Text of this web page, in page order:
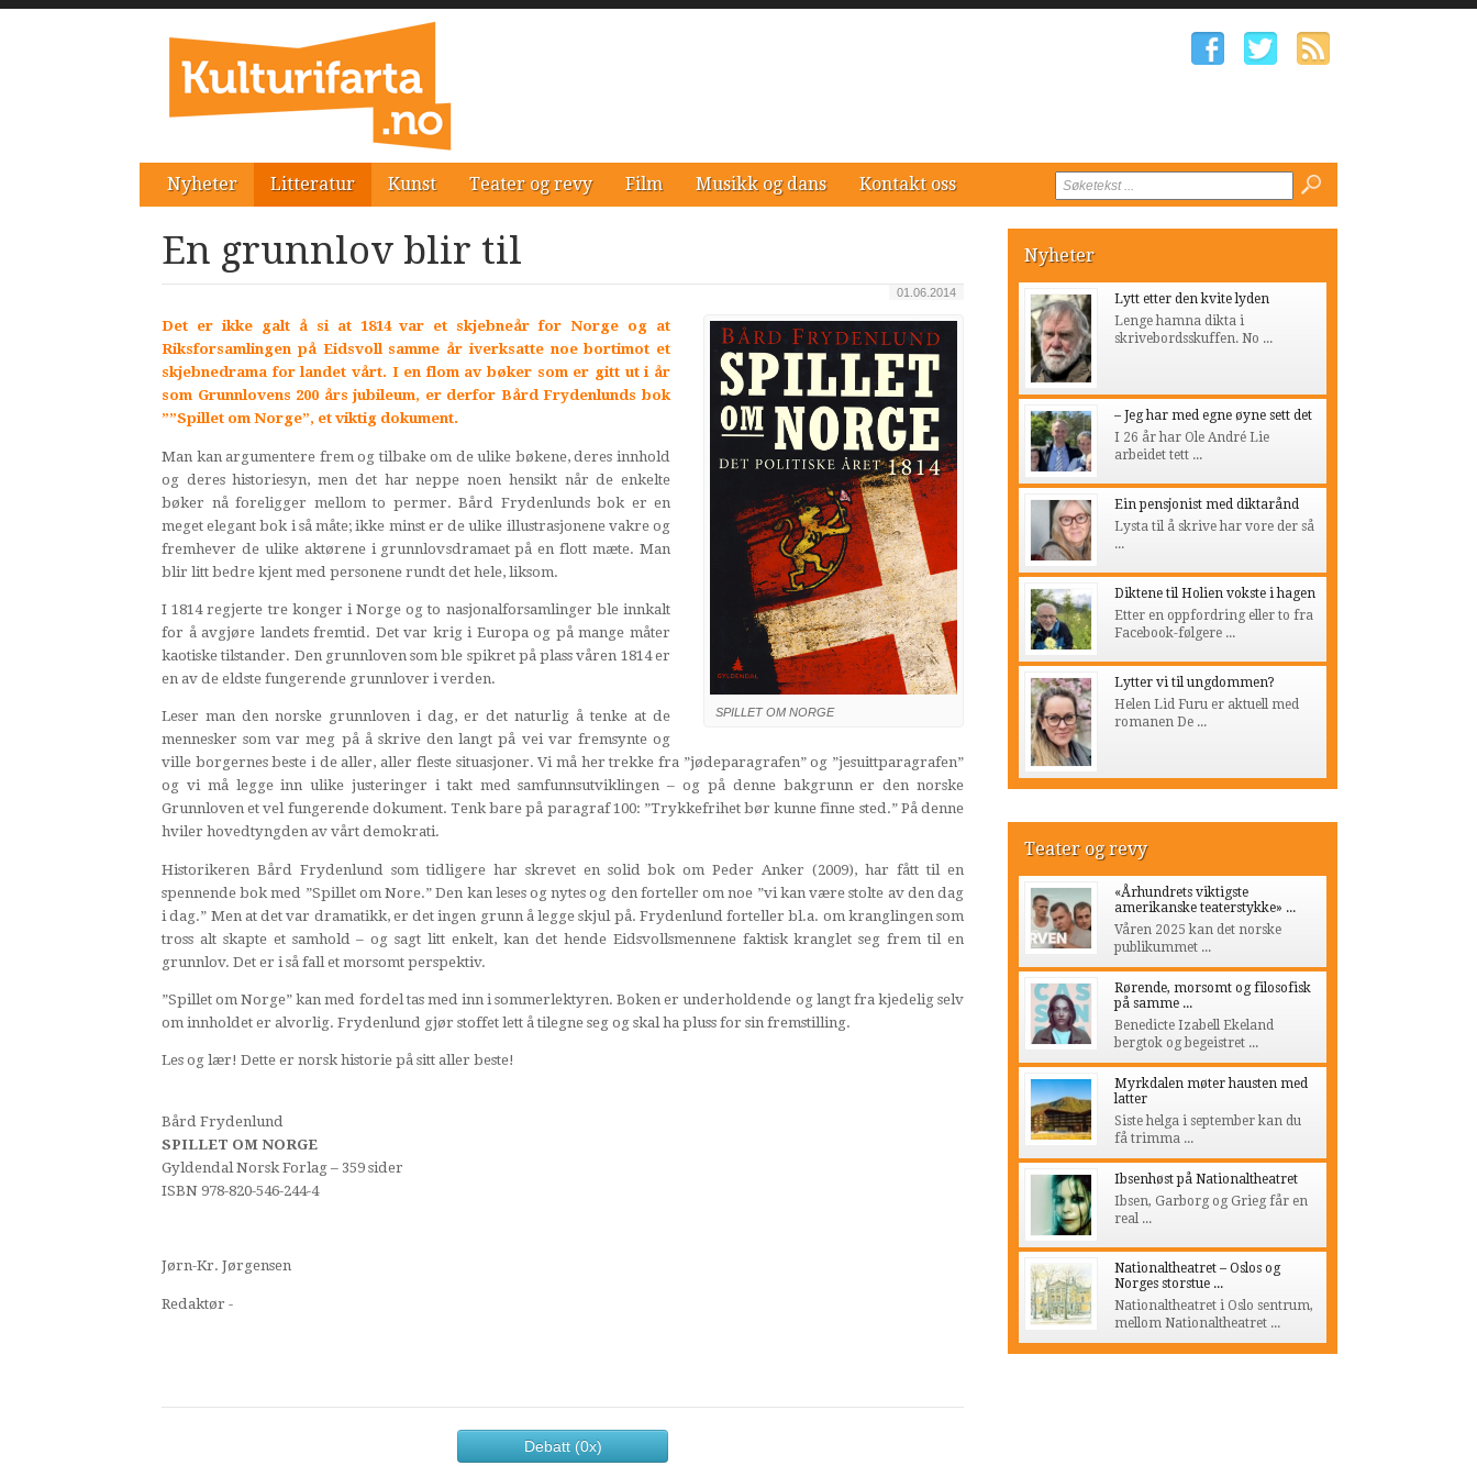
Nyheter Litteratur Kunst Teater og revy Film Musikk og dans Kontakt oss
En grunnlov blir til
01.06.2014
SPILLET OM NORGE
Det er ikke galt å si at 1814 var et skjebneår for Norge og at
Riksforsamlingen på Eidsvoll samme år iverksatte noe bortimot et
skjebnedrama for landet vårt. I en flom av bøker som er gitt ut i år
som Grunnlovens 200 års jubileum, er derfor Bård Frydenlunds bok
””Spillet om Norge”, et viktig dokument.
Man kan argumentere frem og tilbake om de ulike bøkene, deres innhold
og deres historiesyn, men det har neppe noen hensikt når de enkelte
bøker nå foreligger mellom to permer. Bård Frydenlunds bok er en
meget elegant bok i så måte; ikke minst er de ulike illustrasjonene vakre og
fremhever de ulike aktørene i grunnlovsdramaet på en flott mæte. Man
blir litt bedre kjent med personene rundt det hele, liksom.
I 1814 regjerte tre konger i Norge og to nasjonalforsamlinger ble innkalt
for å avgjøre landets fremtid. Det var krig i Europa og på mange måter
kaotiske tilstander. Den grunnloven som ble spikret på plass våren 1814 er
en av de eldste fungerende grunnlover i verden.
Leser man den norske grunnloven i dag, er det naturlig å tenke at de
mennesker som var meg på å skrive den langt på vei var fremsynte og
ville borgernes beste i de aller, aller fleste situasjoner. Vi må her trekke fra ”jødeparagrafen” og ”jesuittparagrafen”
og vi må legge inn ulike justeringer i takt med samfunnsutviklingen – og på denne bakgrunn er den norske
Grunnloven et vel fungerende dokument. Tenk bare på paragraf 100: ”Trykkefrihet bør kunne finne sted.” På denne
hviler hovedtyngden av vårt demokrati.
Historikeren Bård Frydenlund som tidligere har skrevet en solid bok om Peder Anker (2009), har fått til en
spennende bok med ”Spillet om Nore.” Den kan leses og nytes og den forteller om noe ”vi kan være stolte av den dag
i dag.” Men at det var dramatikk, er det ingen grunn å legge skjul på. Frydenlund forteller bl.a. om kranglingen som
tross alt skapte et samhold – og sagt litt enkelt, kan det hende Eidsvollsmennene faktisk kranglet seg frem til en
grunnlov. Det er i så fall et morsomt perspektiv.
”Spillet om Norge” kan med fordel tas med inn i sommerlektyren. Boken er underholdende og langt fra kjedelig selv
om innholdet er alvorlig. Frydenlund gjør stoffet lett å tilegne seg og skal ha pluss for sin fremstilling.
Les og lær! Dette er norsk historie på sitt aller beste!
Bård Frydenlund
SPILLET OM NORGE
Gyldendal Norsk Forlag – 359 sider
ISBN 978-820-546-244-4
Jørn-Kr. Jørgensen
Redaktør -
Debatt (0x)
Nyheter
Lytt etter den kvite lyden
Lenge hamna dikta i
skrivebordsskuffen. No ...
– Jeg har med egne øyne sett det
I 26 år har Ole André Lie
arbeidet tett ...
Ein pensjonist med diktarånd
Lysta til å skrive har vore der så
...
Diktene til Holien vokste i hagen
Etter en oppfordring eller to fra
Facebook-følgere ...
Lytter vi til ungdommen?
Helen Lid Furu er aktuell med
romanen De ...
Teater og revy
«Århundrets viktigste
amerikanske teaterstykke» ...
Våren 2025 kan det norske
publikummet ...
Rørende, morsomt og filosofisk
på samme ...
Benedicte Izabell Ekeland
bergtok og begeistret ...
Myrkdalen møter hausten med
latter
Siste helga i september kan du
få trimma ...
Ibsenhøst på Nationaltheatret
Ibsen, Garborg og Grieg får en
real ...
Nationaltheatret – Oslos og
Norges storstue ...
Nationaltheatret i Oslo sentrum,
mellom Nationaltheatret ...